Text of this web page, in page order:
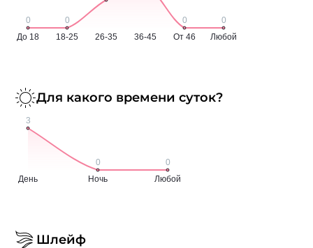
Для какого времени суток?
Шлейф